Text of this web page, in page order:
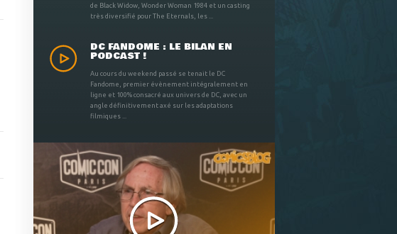
de Black Widow, Wonder Woman 1984 et un casting
très diversifié pour The Eternals, les ...
DC FANDOME : LE BILAN EN
PODCAST !
Au cours du weekend passé se tenait le DC
Fandome, premier évènement intégralement en
ligne et 100% consacré aux univers de DC, avec un
angle définitivement axé sur les adaptations
filmiques ...